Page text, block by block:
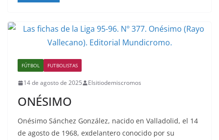
FÚTBOL FUTBOLISTAS
14 de agosto de 2025 Elsitiodemiscromos
ONÉSIMO
Onésimo Sánchez González, nacido en Valladolid, el 14
de agosto de 1968, exdelantero conocido por su